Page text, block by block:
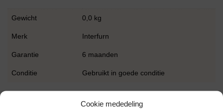
Cookie mededeling
Gewicht 0,0 kg
Merk Interfurn
Garantie 6 maanden
Conditie Gebruikt in goede conditie